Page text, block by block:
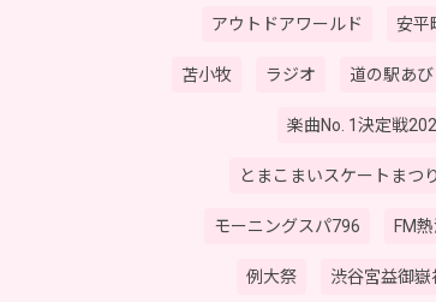
アウトドアワールド 安平
苫小牧 ラジオ 道の駅あ
楽曲No. 1決定戦
とまこまいスケートまつり
モーニングスパ796 FM
例大祭 渋谷宮益御嶽